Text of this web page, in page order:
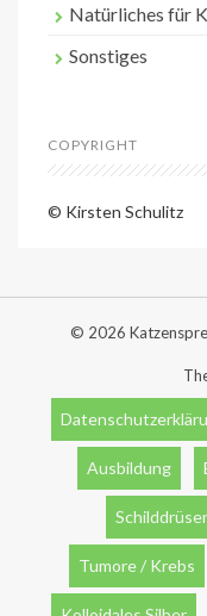
Natürliches für
Sonstiges
COPYRIGHT
© Kirsten Schulitz
© 2026
Ausbildung
Tumore / Krebs